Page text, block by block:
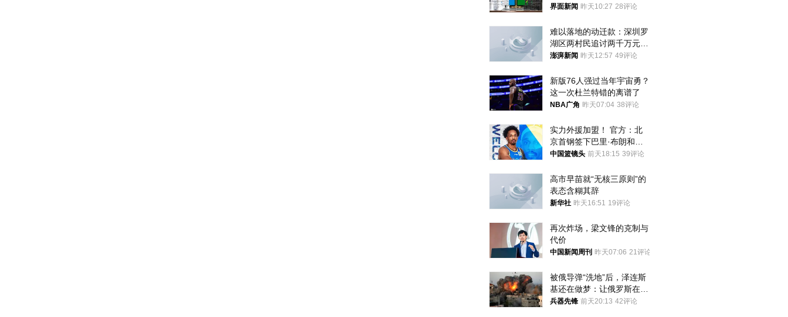
界面新闻 昨天10:27 28评论
难以落地的动迁款：深圳罗
湖区两村民追讨两千万元动
迁款八年未果
澎湃新闻 昨天12:57 49评论
新版76人强过当年宇宙勇？
这一次杜兰特错的离谱了
NBA广角 昨天07:04 38评论
实力外援加盟！ 官方：北
京首钢签下巴里·布朗和桑
普森
中国篮镜头 前天18:15 39评论
高市早苗就“无核三原则”的
表态含糊其辞
新华社 昨天16:51 19评论
再次炸场，梁文锋的克制与
代价
中国新闻周刊 昨天07:06 21评论
被俄导弹“洗地”后，泽连斯
基还在做梦：让俄罗斯在冬
季前求和？
兵器先锋 前天20:13 42评论